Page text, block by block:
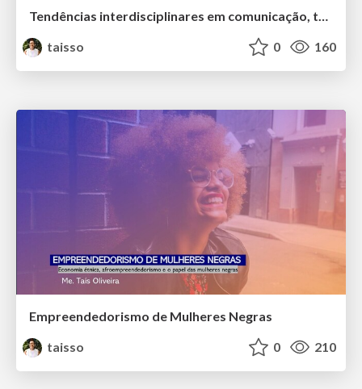
Tendências interdisciplinares em comunicação, tecnologia e sociedade
taisso
0 160
Empreendedorismo de Mulheres Negras
taisso
0 210